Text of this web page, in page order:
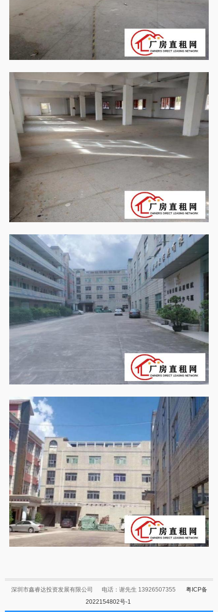
深圳市鑫睿达投资发展有限公司 电话：谢先生 13926507355 粤ICP备
2022154802号-1